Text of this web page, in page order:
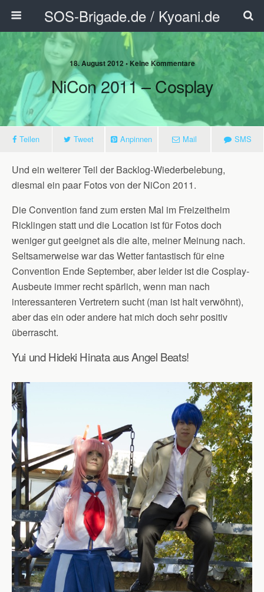
SOS-Brigade.de / Kyoani.de
18. August 2012 • Keine Kommentare
NiCon 2011 – Cosplay
Teilen Tweet Anpinnen Mail SMS
Und ein weiterer Teil der Backlog-Wiederbelebung,
diesmal ein paar Fotos von der NiCon 2011.
Die Convention fand zum ersten Mal im Freizeitheim
Ricklingen statt und die Location ist für Fotos doch
weniger gut geeignet als die alte, meiner Meinung nach.
Seltsamerweise war das Wetter fantastisch für eine
Convention Ende September, aber leider ist die Cosplay-
Ausbeute immer recht spärlich, wenn man nach
interessanteren Vertretern sucht (man ist halt verwöhnt),
aber das ein oder andere hat mich doch sehr positiv
überrascht.
Yui und Hideki Hinata aus Angel Beats!